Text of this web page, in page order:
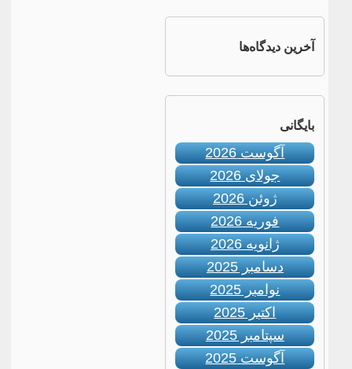
آخرین دیدگاه‌ها
بایگانی
آگوست 2026
جولای 2026
ژوئن 2026
فوریه 2026
ژانویه 2026
دسامبر 2025
نوامبر 2025
اکتبر 2025
سپتامبر 2025
آگوست 2025